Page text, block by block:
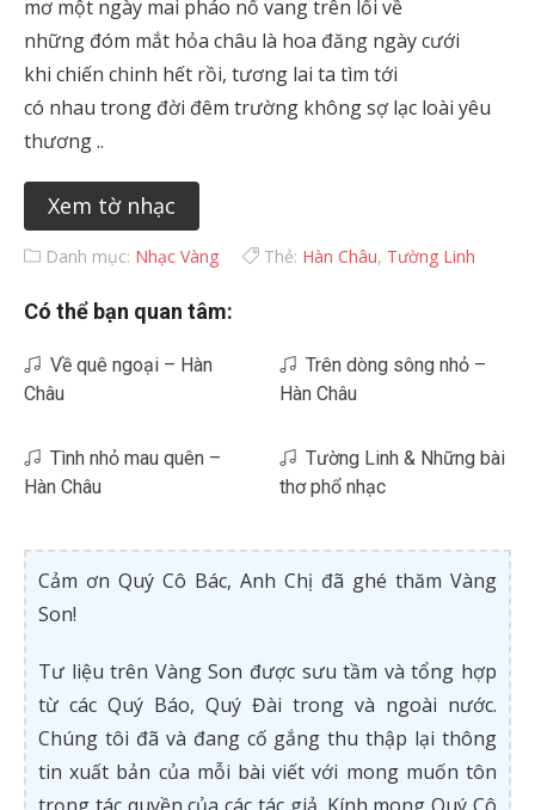
mơ một ngày mai pháo nổ vang trên lối về
những đóm mắt hỏa châu là hoa đăng ngày cưới
khi chiến chinh hết rồi, tương lai ta tìm tới
có nhau trong đời đêm trường không sợ lạc loài yêu
thương ..
Xem tờ nhạc
Danh mục: Nhạc Vàng Thẻ: Hàn Châu, Tường Linh
Có thể bạn quan tâm:
Về quê ngoại – Hàn
Châu
Trên dòng sông nhỏ –
Hàn Châu
Tình nhỏ mau quên –
Hàn Châu
Tường Linh & Những bài
thơ phổ nhạc
Cảm ơn Quý Cô Bác, Anh Chị đã ghé thăm Vàng
Son!
Tư liệu trên Vàng Son được sưu tầm và tổng hợp
từ các Quý Báo, Quý Đài trong và ngoài nước.
Chúng tôi đã và đang cố gắng thu thập lại thông
tin xuất bản của mỗi bài viết với mong muốn tôn